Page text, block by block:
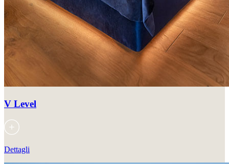
V Level
Dettagli